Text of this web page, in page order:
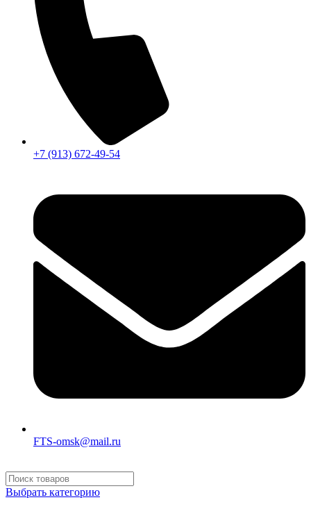
+7 (913) 672-49-54
FTS-omsk@mail.ru
Выбрать категорию